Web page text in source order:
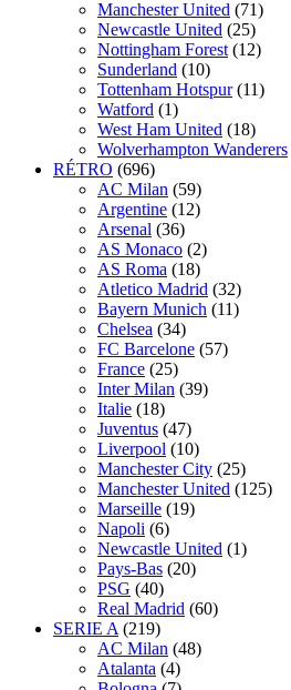
Manchester United (71)
Newcastle United (25)
Nottingham Forest (12)
Sunderland (10)
Tottenham Hotspur (11)
Watford (1)
West Ham United (18)
Wolverhampton Wanderers
RÉTRO (696)
AC Milan (59)
Argentine (12)
Arsenal (36)
AS Monaco (2)
AS Roma (18)
Atletico Madrid (32)
Bayern Munich (11)
Chelsea (34)
FC Barcelone (57)
France (25)
Inter Milan (39)
Italie (18)
Juventus (47)
Liverpool (10)
Manchester City (25)
Manchester United (125)
Marseille (19)
Napoli (6)
Newcastle United (1)
Pays-Bas (20)
PSG (40)
Real Madrid (60)
SERIE A (219)
AC Milan (48)
Atalanta (4)